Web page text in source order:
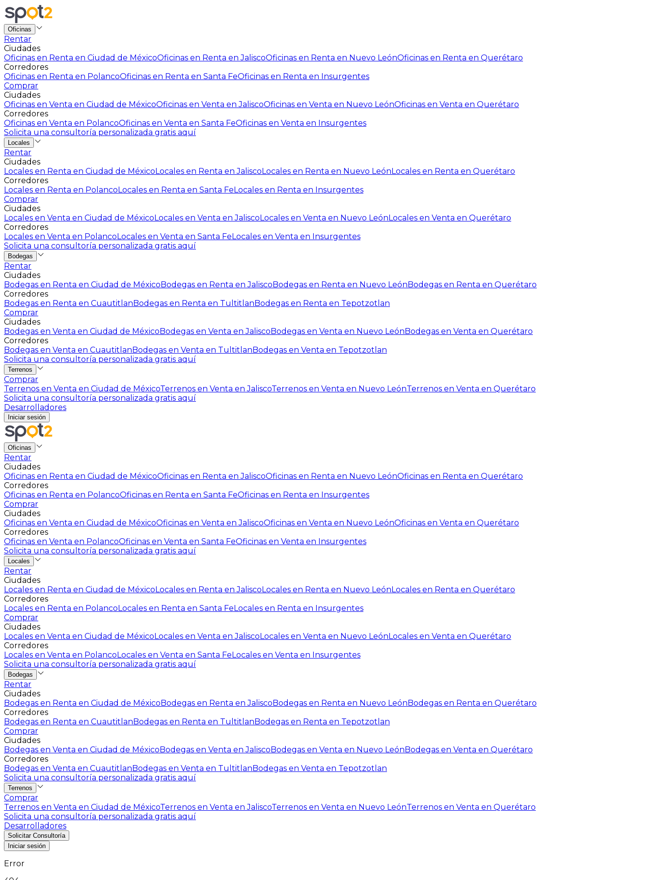
Oficinas
Rentar
Ciudades
Oficinas en Renta en Ciudad de MéxicoOficinas en Renta en JaliscoOficinas en Renta en Nuevo LeónOficinas en Renta en Querétaro
Corredores
Oficinas en Renta en PolancoOficinas en Renta en Santa FeOficinas en Renta en Insurgentes
Comprar
Ciudades
Oficinas en Venta en Ciudad de MéxicoOficinas en Venta en JaliscoOficinas en Venta en Nuevo LeónOficinas en Venta en Querétaro
Corredores
Oficinas en Venta en PolancoOficinas en Venta en Santa FeOficinas en Venta en Insurgentes
Solicita una consultoría personalizada gratis aquí
Locales
Rentar
Ciudades
Locales en Renta en Ciudad de MéxicoLocales en Renta en JaliscoLocales en Renta en Nuevo LeónLocales en Renta en Querétaro
Corredores
Locales en Renta en PolancoLocales en Renta en Santa FeLocales en Renta en Insurgentes
Comprar
Ciudades
Locales en Venta en Ciudad de MéxicoLocales en Venta en JaliscoLocales en Venta en Nuevo LeónLocales en Venta en Querétaro
Corredores
Locales en Venta en PolancoLocales en Venta en Santa FeLocales en Venta en Insurgentes
Solicita una consultoría personalizada gratis aquí
Bodegas
Rentar
Ciudades
Bodegas en Renta en Ciudad de MéxicoBodegas en Renta en JaliscoBodegas en Renta en Nuevo LeónBodegas en Renta en Querétaro
Corredores
Bodegas en Renta en CuautitlanBodegas en Renta en TultitlanBodegas en Renta en Tepotzotlan
Comprar
Ciudades
Bodegas en Venta en Ciudad de MéxicoBodegas en Venta en JaliscoBodegas en Venta en Nuevo LeónBodegas en Venta en Querétaro
Corredores
Bodegas en Venta en CuautitlanBodegas en Venta en TultitlanBodegas en Venta en Tepotzotlan
Solicita una consultoría personalizada gratis aquí
Terrenos
Comprar
Terrenos en Venta en Ciudad de MéxicoTerrenos en Venta en JaliscoTerrenos en Venta en Nuevo LeónTerrenos en Venta en Querétaro
Solicita una consultoría personalizada gratis aquí
Desarrolladores
Iniciar sesión
Oficinas
Rentar
Ciudades
Oficinas en Renta en Ciudad de MéxicoOficinas en Renta en JaliscoOficinas en Renta en Nuevo LeónOficinas en Renta en Querétaro
Corredores
Oficinas en Renta en PolancoOficinas en Renta en Santa FeOficinas en Renta en Insurgentes
Comprar
Ciudades
Oficinas en Venta en Ciudad de MéxicoOficinas en Venta en JaliscoOficinas en Venta en Nuevo LeónOficinas en Venta en Querétaro
Corredores
Oficinas en Venta en PolancoOficinas en Venta en Santa FeOficinas en Venta en Insurgentes
Solicita una consultoría personalizada gratis aquí
Locales
Rentar
Ciudades
Locales en Renta en Ciudad de MéxicoLocales en Renta en JaliscoLocales en Renta en Nuevo LeónLocales en Renta en Querétaro
Corredores
Locales en Renta en PolancoLocales en Renta en Santa FeLocales en Renta en Insurgentes
Comprar
Ciudades
Locales en Venta en Ciudad de MéxicoLocales en Venta en JaliscoLocales en Venta en Nuevo LeónLocales en Venta en Querétaro
Corredores
Locales en Venta en PolancoLocales en Venta en Santa FeLocales en Venta en Insurgentes
Solicita una consultoría personalizada gratis aquí
Bodegas
Rentar
Ciudades
Bodegas en Renta en Ciudad de MéxicoBodegas en Renta en JaliscoBodegas en Renta en Nuevo LeónBodegas en Renta en Querétaro
Corredores
Bodegas en Renta en CuautitlanBodegas en Renta en TultitlanBodegas en Renta en Tepotzotlan
Comprar
Ciudades
Bodegas en Venta en Ciudad de MéxicoBodegas en Venta en JaliscoBodegas en Venta en Nuevo LeónBodegas en Venta en Querétaro
Corredores
Bodegas en Venta en CuautitlanBodegas en Venta en TultitlanBodegas en Venta en Tepotzotlan
Solicita una consultoría personalizada gratis aquí
Terrenos
Comprar
Terrenos en Venta en Ciudad de MéxicoTerrenos en Venta en JaliscoTerrenos en Venta en Nuevo LeónTerrenos en Venta en Querétaro
Solicita una consultoría personalizada gratis aquí
Desarrolladores
Solicitar Consultoría
Iniciar sesión
Error